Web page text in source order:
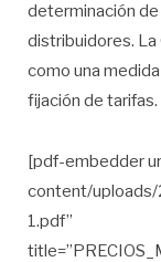
determinación
distribuidores.
como una
fijación de tarifas.
[pdf-embedder
content/uploads/
1.pdf”